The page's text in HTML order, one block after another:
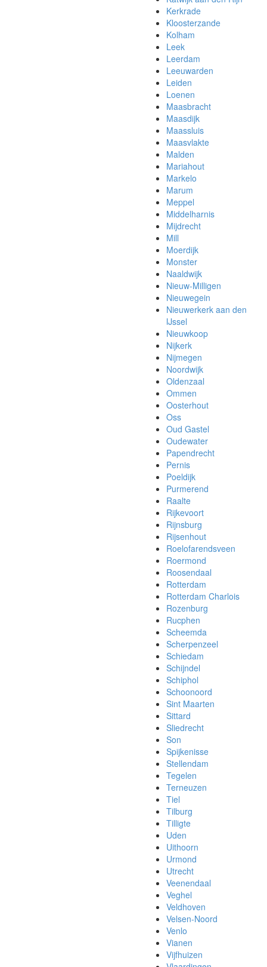
Kerkrade
Kloosterzande
Kolham
Leek
Leerdam
Leeuwarden
Leiden
Loenen
Maasbracht
Maasdijk
Maassluis
Maasvlakte
Malden
Mariahout
Markelo
Marum
Meppel
Middelharnis
Mijdrecht
Mill
Moerdijk
Monster
Naaldwijk
Nieuw-Milligen
Nieuwegein
Nieuwerkerk aan den
IJssel
Nieuwkoop
Nijkerk
Nijmegen
Noordwijk
Oldenzaal
Ommen
Oosterhout
Oss
Oud Gastel
Oudewater
Papendrecht
Pernis
Poeldijk
Purmerend
Raalte
Rijkevoort
Rijnsburg
Rijsenhout
Roelofarendsveen
Roermond
Roosendaal
Rotterdam
Rotterdam Charlois
Rozenburg
Rucphen
Scheemda
Scherpenzeel
Schiedam
Schijndel
Schiphol
Schoonoord
Sint Maarten
Sittard
Sliedrecht
Son
Spijkenisse
Stellendam
Tegelen
Terneuzen
Tiel
Tilburg
Tilligte
Uden
Uithoorn
Urmond
Utrecht
Veenendaal
Veghel
Veldhoven
Velsen-Noord
Venlo
Vianen
Vijfhuizen